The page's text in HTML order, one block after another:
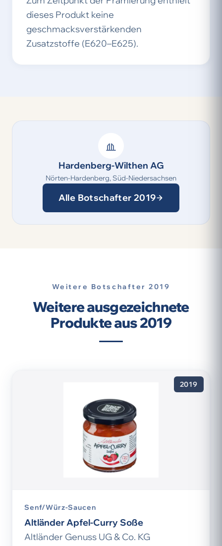
dieses Produkt keine
geschmacksverstärkenden
Zusatzstoffe (E620–E625).
Hardenberg-Wilthen AG
Nörten-Hardenberg, Süd-Niedersachsen
Alle Botschafter 2019
Weitere Botschafter 2019
Weitere ausgezeichnete
Produkte aus 2019
2019
Senf/Würz-Saucen
Altländer Apfel-Curry Soße
Altländer Genuss UG & Co. KG